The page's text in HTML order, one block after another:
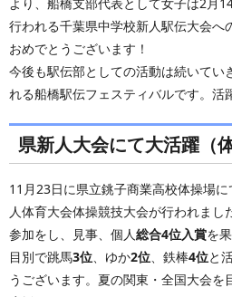
行われる千葉県中学校新人駅伝大会へ
おめでとうございます！
今後も駅伝部としての活動は続いてい
れる船橋駅伝フェスティバルです。活
県新人大会にて大活躍（
11月23日に県立銚子商業高校体操場
人体育大会体操競技大会が行われまし
参加をし、見事、個人総合4位入賞を
目別で跳馬3位、ゆか2位、鉄棒4位と
うございます。夏の関東・全国大会を